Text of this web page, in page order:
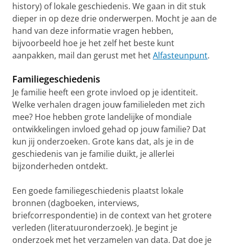
history) of lokale geschiedenis. We gaan in dit stuk
dieper in op deze drie onderwerpen. Mocht je aan de
hand van deze informatie vragen hebben,
bijvoorbeeld hoe je het zelf het beste kunt
aanpakken, mail dan gerust met hetAlfasteunpunt.
Familiegeschiedenis
Je familie heeft een grote invloed op je identiteit.
Welke verhalen dragen jouw familieleden met zich
mee? Hoe hebben grote landelijke of mondiale
ontwikkelingen invloed gehad op jouw familie? Dat
kun jij onderzoeken. Grote kans dat, als je in de
geschiedenis van je familie duikt, je allerlei
bijzonderheden ontdekt.
Een goede familiegeschiedenis plaatst lokale
bronnen (dagboeken, interviews,
briefcorrespondentie) in de context van het grotere
verleden (literatuuronderzoek). Je begint je
onderzoek met het verzamelen van data. Dat doe je